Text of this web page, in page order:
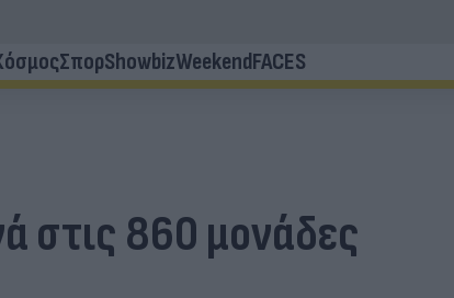
ΣπορShowbizWeekendFACES
στις 860 μονάδες